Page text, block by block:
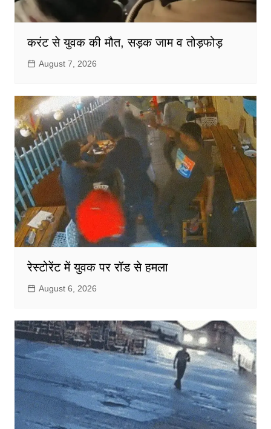
करंट से युवक की मौत, सड़क जाम व तोड़फोड़
August 7, 2026
रेस्टोरेंट में युवक पर रॉड से हमला
August 6, 2026